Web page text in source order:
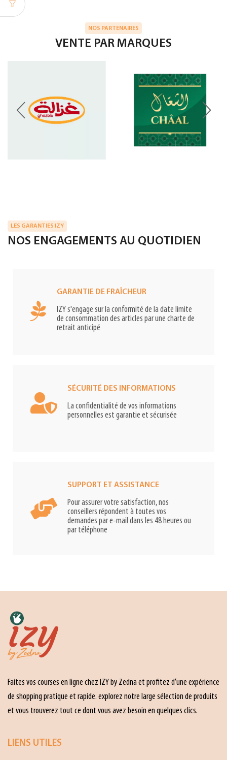
NOS PARTENAIRES
VENTE PAR MARQUES
LES GARANTIES IZY
NOS ENGAGEMENTS AU QUOTIDIEN
GARANTIE DE FRAÎCHEUR
IZY s'engage sur la conformité de la date limite
de consommation des articles par une charte de
retrait anticipé
SÉCURITÉ DES INFORMATIONS
La confidentialité de vos informations
personnelles est garantie et sécurisée
SUPPORT ET ASSISTANCE
Pour assurer votre satisfaction, nos
conseillers répondent à toutes vos
demandes par e-mail dans les 48 heures ou
par téléphone
Faites vos courses en ligne chez IZY by Zedna et profitez d’une expérience
de shopping pratique et rapide. explorez notre large sélection de produits
et vous trouverez tout ce dont vous avez besoin en quelques clics.
LIENS UTILES